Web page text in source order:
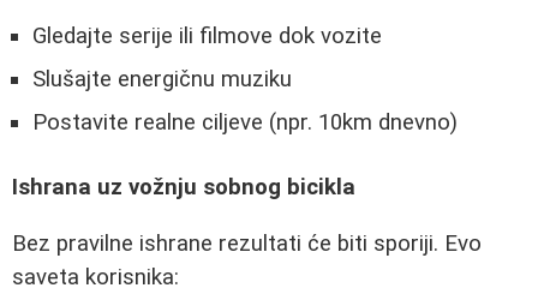
Gledajte serije ili filmove dok vozite
Slušajte energičnu muziku
Postavite realne ciljeve (npr. 10km dnevno)
Ishrana uz vožnju sobnog bicikla
Bez pravilne ishrane rezultati će biti sporiji. Evo
saveta korisnika: